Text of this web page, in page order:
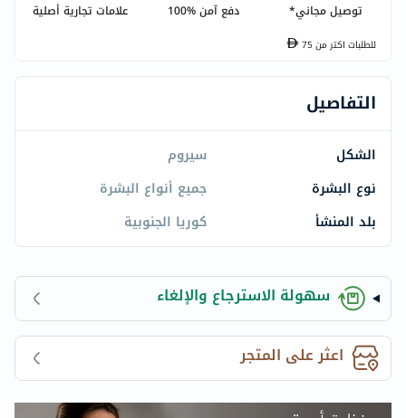
توصيل مجاني* دفع آمن %100 علامات تجارية أصلية
للطلبات اكتر من75
التفاصيل
الشكل
سيروم
نوع البشرة
جميع أنواع البشرة
بلد المنشأ
كوريا الجنوبية
سهولة الاسترجاع والإلغاء
اعثر على المتجر